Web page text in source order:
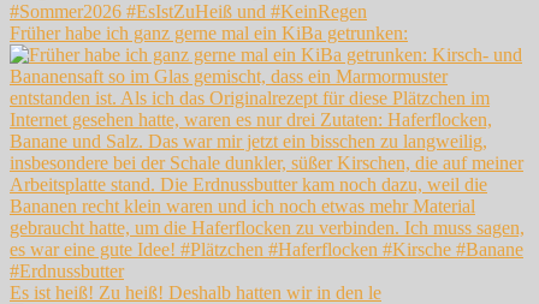
Früher habe ich ganz gerne mal ein KiBa getrunken:
Es ist heiß! Zu heiß! Deshalb hatten wir in den le